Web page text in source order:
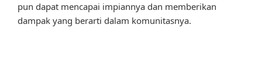
pun dapat mencapai impiannya dan memberikan
dampak yang berarti dalam komunitasnya.